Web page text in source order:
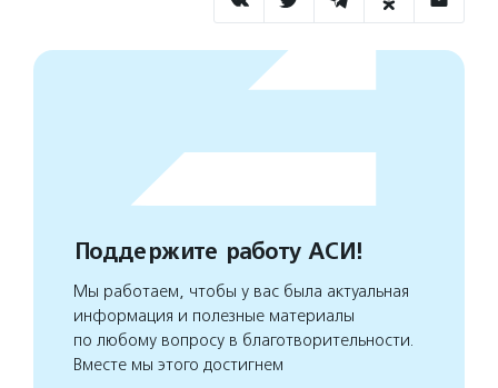
Поддержите работу АСИ!
Мы работаем, чтобы у вас была актуальная
информация и полезные материалы
по любому вопросу в благотворительности.
Вместе мы этого достигнем